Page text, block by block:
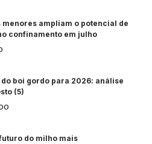
menores ampliam o potencial de
confinamento em julho
do boi gordo para 2026: análise
(5)
do milho mais